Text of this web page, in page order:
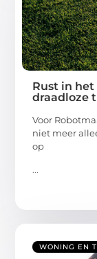
Rust in
draadloze
Voor
niet meer
op
...
WONING EN